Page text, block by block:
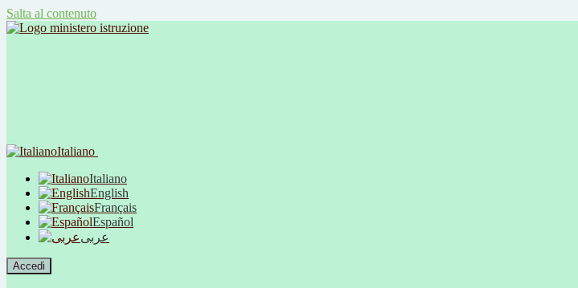
Salta al contenuto
Italiano
Italiano
English
Français
Español
عربى
Accedi